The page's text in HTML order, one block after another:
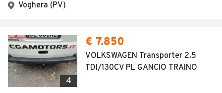
Voghera (PV)
4
€ 7.850
VOLKSWAGEN Transporter 2.5
TDI/130CV PL GANCIO TRAINO